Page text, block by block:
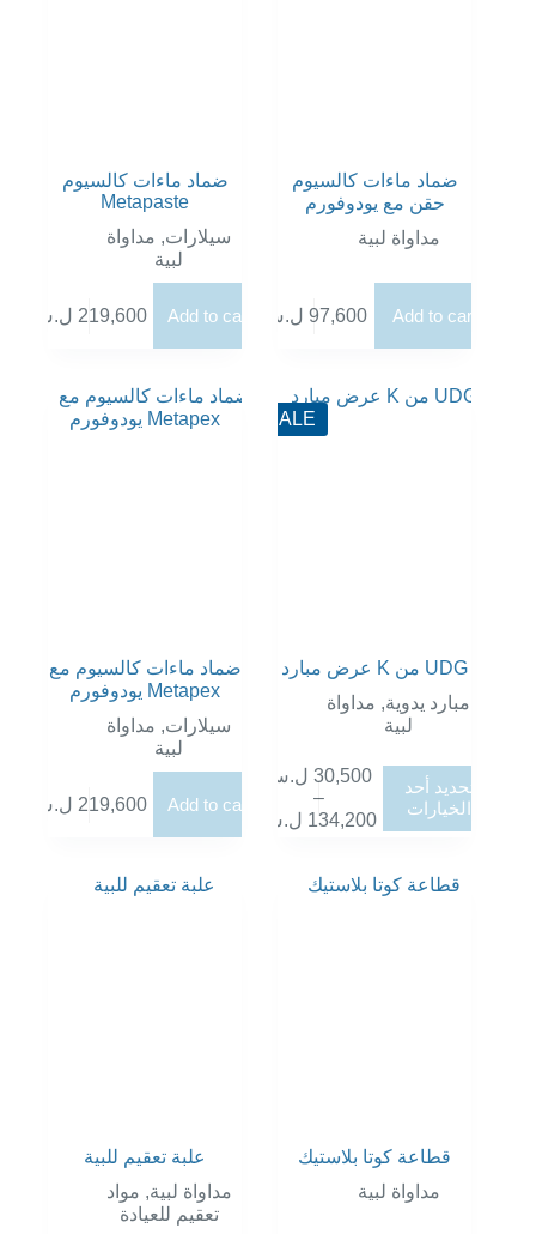
ضماد ماءات كالسيوم
Metapaste
سيلارات, مداواة
لبية
219,600 ل.س Add to cart
ضماد ماءات كالسيوم
حقن مع يودوفورم
مداواة لبية
97,600 ل.س Add to cart
ضماد ماءات كالسيوم مع
يودوفورم Metapex
سيلارات, مداواة
لبية
219,600 ل.س Add to cart
SALE
عرض مبارد K من UDG
مبارد يدوية, مداواة
لبية
30,500 ل.س
–
134,200 ل.س
نطاق
⁦30,500 ل.س⁩
تحديد أحد
الخيارات
هناك
من
المختلفة
علبة تعقيم للبية
مداواة لبية, مواد
تعقيم للعيادة
قطاعة كوتا بلاستيك
مداواة لبية